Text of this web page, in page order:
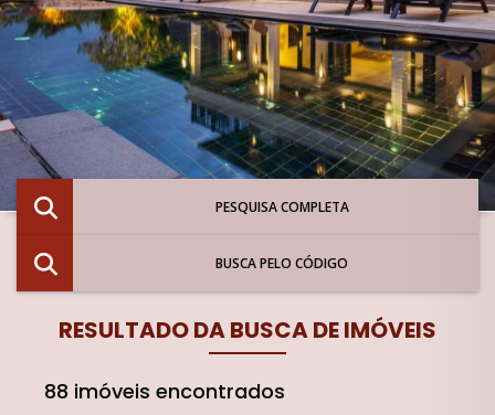
PESQUISA COMPLETA
BUSCA PELO CÓDIGO
RESULTADO DA BUSCA DE IMÓVEIS
88 imóveis encontrados